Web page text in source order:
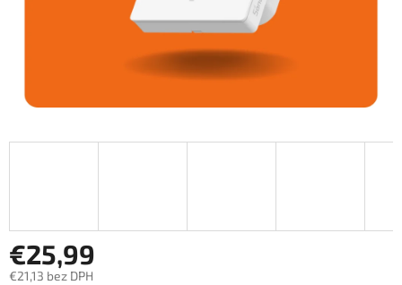
€25,99
€21,13 bez DPH